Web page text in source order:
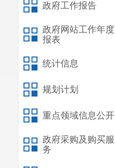
政府工作报告
政府网站工作年度
报表
统计信息
规划计划
重点领域信息公开
政府采购及购买服
务